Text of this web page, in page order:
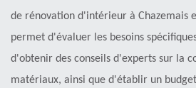
de rénovation d'intérieur à Chazemais
permet d'évaluer les besoins
d'obtenir des conseils d'experts sur la
matériaux, ainsi que d'établir un